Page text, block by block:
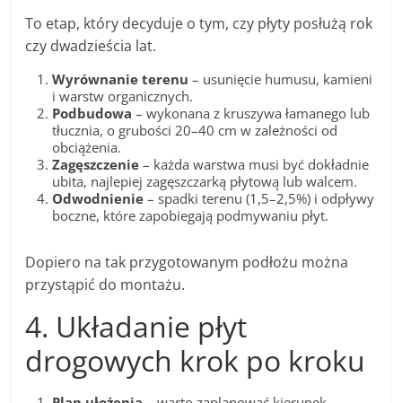
To etap, który decyduje o tym, czy płyty posłużą rok
czy dwadzieścia lat.
Wyrównanie terenu – usunięcie humusu, kamieni
i warstw organicznych.
Podbudowa – wykonana z kruszywa łamanego lub
tłucznia, o grubości 20–40 cm w zależności od
obciążenia.
Zagęszczenie – każda warstwa musi być dokładnie
ubita, najlepiej zagęszczarką płytową lub walcem.
Odwodnienie – spadki terenu (1,5–2,5%) i odpływy
boczne, które zapobiegają podmywaniu płyt.
Dopiero na tak przygotowanym podłożu można
przystąpić do montażu.
4. Układanie płyt
drogowych krok po kroku